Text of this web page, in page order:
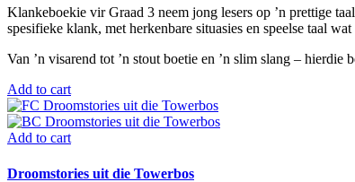
Klankeboekie vir Graad 3 neem jong lesers op ’n prettige
spesifieke klank, met herkenbare situasies en speelse taal
Van ’n visarend tot ’n stout boetie en ’n slim slang –
Add to cart
Add to cart
Droomstories uit die Towerbos